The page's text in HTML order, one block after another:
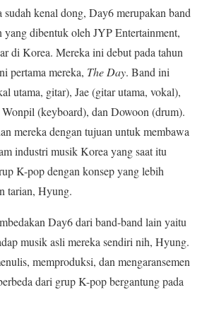
sudah kenal dong, Day6 merupakan band
yang dibentuk oleh JYP Entertainment,
di Korea. Mereka ini debut pada tahun
pertama mereka, The Day. Band ini
utama, gitar), Jae (gitar utama, vokal),
(keyboard), dan Dowoon (drum).
mereka dengan tujuan untuk membawa
industri musik Korea yang saat itu
K-pop dengan konsep yang lebih
tarian, Hyung.
Day6 dari band-band lain yaitu
musik asli mereka sendiri nih, Hyung.
memproduksi, dan mengaransemen
dari grup K-pop bergantung pada